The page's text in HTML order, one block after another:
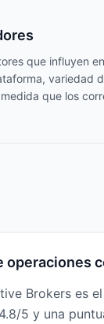
que influyen
variedad
que los
operaciones
Brokers es
5 y una